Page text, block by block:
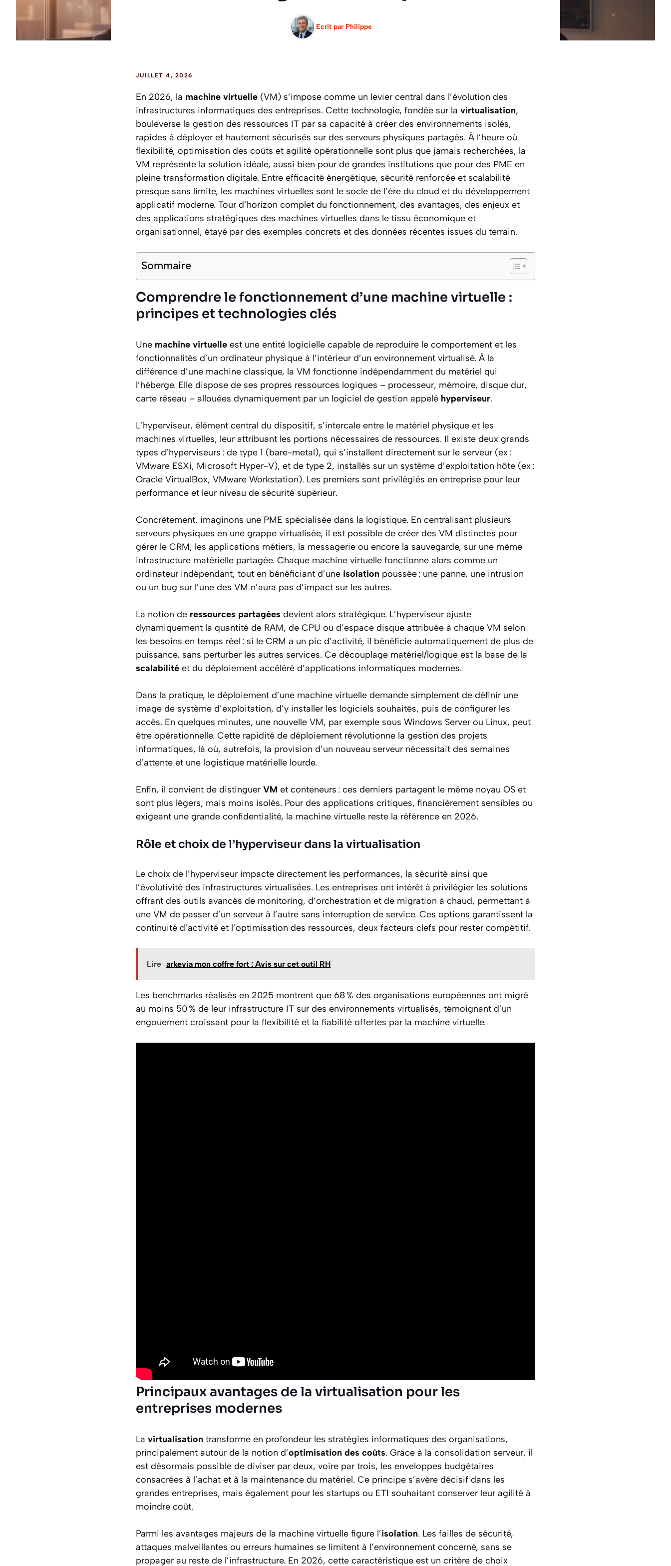
Ecrit par Philippe
JUILLET 4, 2026
En 2026, la machine virtuelle (VM) s’impose comme un levier central dans l’évolution des
infrastructures informatiques des entreprises. Cette technologie, fondée sur la virtualisation,
bouleverse la gestion des ressources IT par sa capacité à créer des environnements isolés,
rapides à déployer et hautement sécurisés sur des serveurs physiques partagés. À l’heure où
flexibilité, optimisation des coûts et agilité opérationnelle sont plus que jamais recherchées, la
VM représente la solution idéale, aussi bien pour de grandes institutions que pour des PME en
pleine transformation digitale. Entre efficacité énergétique, sécurité renforcée et scalabilité
presque sans limite, les machines virtuelles sont le socle de l’ère du cloud et du développement
applicatif moderne. Tour d’horizon complet du fonctionnement, des avantages, des enjeux et
des applications stratégiques des machines virtuelles dans le tissu économique et
organisationnel, étayé par des exemples concrets et des données récentes issues du terrain.
Sommaire
Comprendre le fonctionnement d’une machine virtuelle :
principes et technologies clés
Une machine virtuelle est une entité logicielle capable de reproduire le comportement et les
fonctionnalités d’un ordinateur physique à l’intérieur d’un environnement virtualisé. À la
différence d’une machine classique, la VM fonctionne indépendamment du matériel qui
l’héberge. Elle dispose de ses propres ressources logiques – processeur, mémoire, disque dur,
carte réseau – allouées dynamiquement par un logiciel de gestion appelé hyperviseur.
L’hyperviseur, élément central du dispositif, s’intercale entre le matériel physique et les
machines virtuelles, leur attribuant les portions nécessaires de ressources. Il existe deux grands
types d’hyperviseurs : de type 1 (bare-metal), qui s’installent directement sur le serveur (ex :
VMware ESXi, Microsoft Hyper-V), et de type 2, installés sur un système d’exploitation hôte (ex :
Oracle VirtualBox, VMware Workstation). Les premiers sont privilégiés en entreprise pour leur
performance et leur niveau de sécurité supérieur.
Concrètement, imaginons une PME spécialisée dans la logistique. En centralisant plusieurs
serveurs physiques en une grappe virtualisée, il est possible de créer des VM distinctes pour
gérer le CRM, les applications métiers, la messagerie ou encore la sauvegarde, sur une même
infrastructure matérielle partagée. Chaque machine virtuelle fonctionne alors comme un
ordinateur indépendant, tout en bénéficiant d’une isolation poussée : une panne, une intrusion
ou un bug sur l’une des VM n’aura pas d’impact sur les autres.
La notion de ressources partagées devient alors stratégique. L’hyperviseur ajuste
dynamiquement la quantité de RAM, de CPU ou d’espace disque attribuée à chaque VM selon
les besoins en temps réel : si le CRM a un pic d’activité, il bénéficie automatiquement de plus de
puissance, sans perturber les autres services. Ce découplage matériel/logique est la base de la
scalabilité et du déploiement accéléré d’applications informatiques modernes.
Dans la pratique, le déploiement d’une machine virtuelle demande simplement de définir une
image de système d’exploitation, d’y installer les logiciels souhaités, puis de configurer les
accès. En quelques minutes, une nouvelle VM, par exemple sous Windows Server ou Linux, peut
être opérationnelle. Cette rapidité de déploiement révolutionne la gestion des projets
informatiques, là où, autrefois, la provision d’un nouveau serveur nécessitait des semaines
d’attente et une logistique matérielle lourde.
Enfin, il convient de distinguer VM et conteneurs : ces derniers partagent le même noyau OS et
sont plus légers, mais moins isolés. Pour des applications critiques, financièrement sensibles ou
exigeant une grande confidentialité, la machine virtuelle reste la référence en 2026.
Rôle et choix de l’hyperviseur dans la virtualisation
Le choix de l’hyperviseur impacte directement les performances, la sécurité ainsi que
l’évolutivité des infrastructures virtualisées. Les entreprises ont intérêt à privilégier les solutions
offrant des outils avancés de monitoring, d’orchestration et de migration à chaud, permettant à
une VM de passer d’un serveur à l’autre sans interruption de service. Ces options garantissent la
continuité d’activité et l’optimisation des ressources, deux facteurs clefs pour rester compétitif.
Lire arkevia mon coffre fort : Avis sur cet outil RH
Les benchmarks réalisés en 2025 montrent que 68 % des organisations européennes ont migré
au moins 50 % de leur infrastructure IT sur des environnements virtualisés, témoignant d’un
engouement croissant pour la flexibilité et la fiabilité offertes par la machine virtuelle.
Principaux avantages de la virtualisation pour les
entreprises modernes
La virtualisation transforme en profondeur les stratégies informatiques des organisations,
principalement autour de la notion d’optimisation des coûts. Grâce à la consolidation serveur, il
est désormais possible de diviser par deux, voire par trois, les enveloppes budgétaires
consacrées à l’achat et à la maintenance du matériel. Ce principe s’avère décisif dans les
grandes entreprises, mais également pour les startups ou ETI souhaitant conserver leur agilité à
moindre coût.
Parmi les avantages majeurs de la machine virtuelle figure l’isolation. Les failles de sécurité,
attaques malveillantes ou erreurs humaines se limitent à l’environnement concerné, sans se
propager au reste de l’infrastructure. En 2026, cette caractéristique est un critère de choix